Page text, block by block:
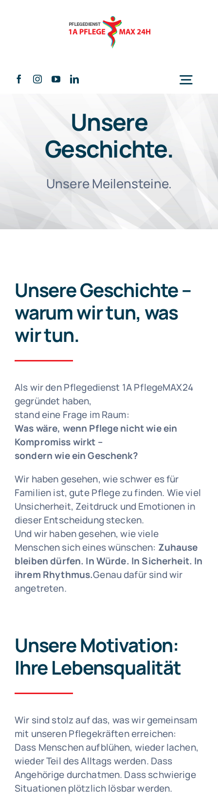
Home
Über uns
Vorträge
Unsere
Geschichte.
Unsere Meilensteine.
Unsere Geschichte –
warum wir tun, was
wir tun.
Als wir den Pflegedienst 1A PflegeMAX24
gegründet haben,
stand eine Frage im Raum:
Was wäre, wenn Pflege nicht wie ein
Kompromiss wirkt –
sondern wie ein Geschenk?
Wir haben gesehen, wie schwer es für
Familien ist, gute Pflege zu finden. Wie viel
Unsicherheit, Zeitdruck und Emotionen in
dieser Entscheidung stecken.
Und wir haben gesehen, wie viele
Menschen sich eines wünschen: Zuhause
bleiben dürfen. In Würde. In Sicherheit. In
ihrem Rhythmus.Genau dafür sind wir
angetreten.
Unsere Motivation:
Ihre Lebensqualität
Wir sind stolz auf das, was wir gemeinsam
mit unseren Pflegekräften erreichen:
Dass Menschen aufblühen, wieder lachen,
wieder Teil des Alltags werden. Dass
Angehörige durchatmen. Dass schwierige
Situationen plötzlich lösbar werden.